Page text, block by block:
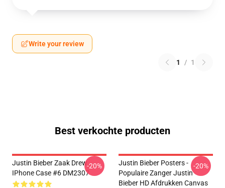
Write your review
1 / 1
Best verkochte producten
Justin Bieber Zaak Drew
IPhone Case #6 DM2307
-20%
Justin Bieber Posters -
Populaire Zanger Justin
Bieber HD Afdrukken Canvas
-20%